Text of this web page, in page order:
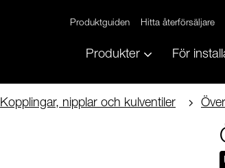
Produktguiden Hitta återförsäljare
Produkter För
Kopplingar, nipplar och kulventiler